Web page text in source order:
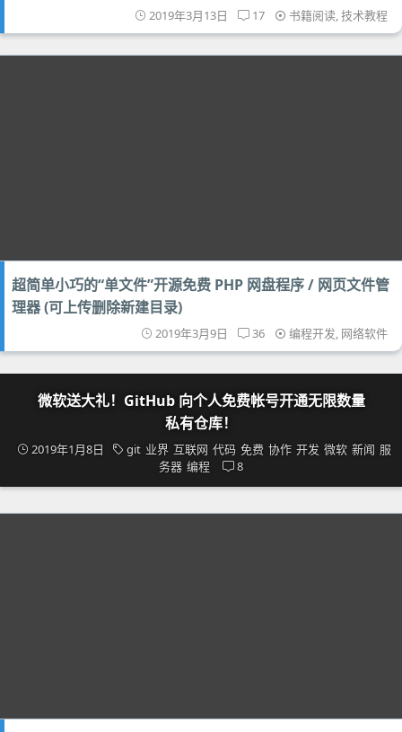
2019年3月13日 17 书籍阅读,技术教程
超简单小巧的“单文件”开源免费 PHP 网盘程序 / 网页文件管
理器 (可上传删除新建目录)
2019年3月9日 36 编程开发, 网络软件
微软送大礼！GitHub 向个人免费帐号开通无限数量
私有仓库！
2019年1月8日 git 业界 互联网 代码 免费 协作 开发 微软 新闻 服
务器 编程 8